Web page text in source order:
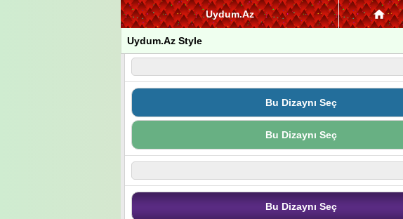
Uydum.Az
Uydum.Az Style
Bu Dizaynı Seç
Bu Dizaynı Seç
Bu Dizaynı Seç